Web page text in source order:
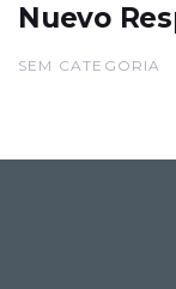
Nuevo
SEM CATEGORIA